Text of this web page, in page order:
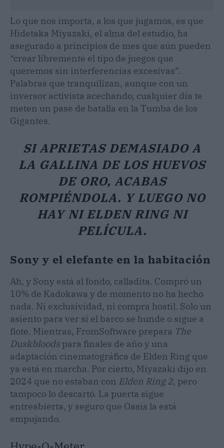
Lo que nos importa, a los que jugamos, es que
Hidetaka Miyazaki, el alma del estudio, ha
asegurado a principios de mes que aún pueden
“crear libremente el tipo de juegos que
queremos sin interferencias excesivas”.
Palabras que tranquilizan, aunque con un
inversor activista acechando, cualquier día te
meten un pase de batalla en la Tumba de los
Gigantes.
SI APRIETAS DEMASIADO A
LA GALLINA DE LOS HUEVOS
DE ORO, ACABAS
ROMPIÉNDOLA. Y LUEGO NO
HAY NI ELDEN RING NI
PELÍCULA.
Sony y el elefante en la habitación
Ah, y Sony está al fondo, calladita. Compró un
10% de Kadokawa y de momento no ha hecho
nada. Ni exclusividad, ni compra hostil. Solo un
asiento para ver si el barco se hunde o sigue a
flote. Mientras, FromSoftware prepara The
Duskbloodspara finales de año y una
adaptación cinematográfica de Elden Ring que
ya está en marcha. Por cierto, Miyazaki dijo en
2024 que no estaban con Elden Ring 2, pero
tampoco lo descartó. La puerta sigue
entreabierta, y seguro que Oasis la está
empujando.